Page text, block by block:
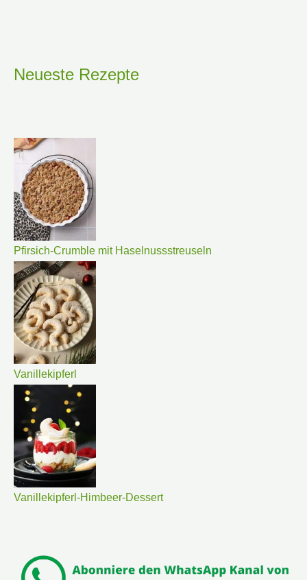
Neueste Rezepte
Pfirsich-Crumble mit Haselnussstreuseln
Vanillekipferl
Vanillekipferl-Himbeer-Dessert